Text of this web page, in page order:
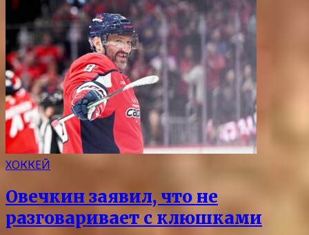
ХОККЕЙ
Овечкин заявил, что не
разговаривает с клюшками